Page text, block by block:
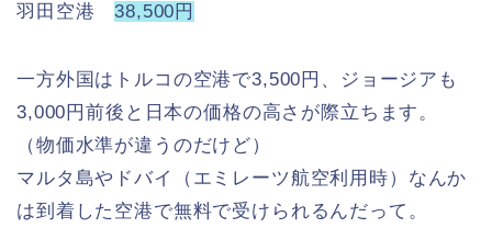
羽田空港38,500円
一方外国はトルコの空港で3,500円、ジョージアも
3,000円前後と日本の価格の高さが際立ちます。
（物価水準が違うのだけど）
マルタ島やドバイ（エミレーツ航空利用時）なんか
は到着した空港で無料で受けられるんだって。